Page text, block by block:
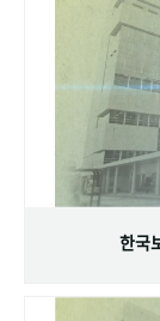
기록물 아카이
사진 아카이브
주년 기념
성과 50선 숫자
VR 역사관
한국